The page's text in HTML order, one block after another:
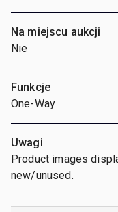
Na miejscu aukcji
Nie
Funkcje
One-Way
Uwagi
Product images
new/unused.